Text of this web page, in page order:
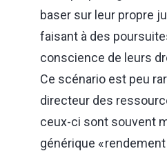
baser sur leur propre
faisant à des
conscience de leurs
Ce scénario est peu
directeur des
ceux-ci sont souvent
générique «